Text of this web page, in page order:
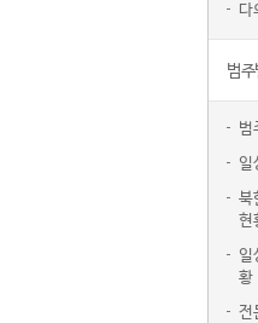
다
범주
범
일
북
현
일
황
전